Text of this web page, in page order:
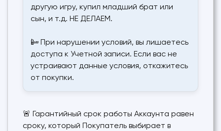
другую игру, купил младший брат или
сын, и т.д. НЕ ДЕЛАЕМ.
📴 При нарушении условий, вы лишаетесь
доступа к Учетной записи. Если вас не
устраивают данные условия, откажитесь
от покупки.
🚨 Гарантийный срок работы Аккаунта равен
сроку, который Покупатель выбирает в